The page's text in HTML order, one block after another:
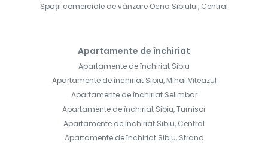
Spații comerciale de vânzare Ocna Sibiului, Central
Apartamente de închiriat
Apartamente de închiriat Sibiu
Apartamente de închiriat Sibiu, Mihai Viteazul
Apartamente de închiriat Selimbar
Apartamente de închiriat Sibiu, Turnisor
Apartamente de închiriat Sibiu, Central
Apartamente de închiriat Sibiu, Strand